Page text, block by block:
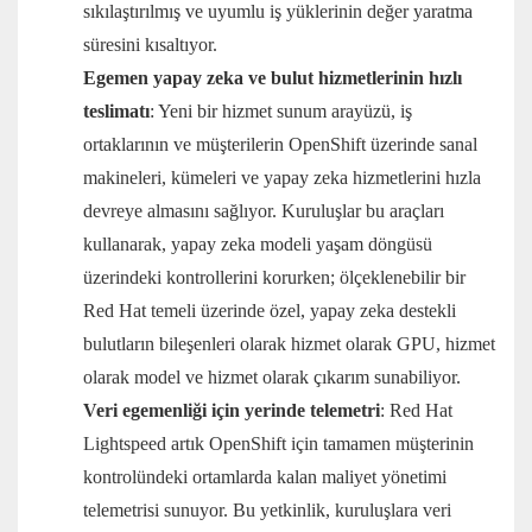
sıkılaştırılmış ve uyumlu iş yüklerinin değer yaratma
süresini kısaltıyor.
Egemen yapay zeka ve bulut hizmetlerinin hızlı
teslimatı: Yeni bir hizmet sunum arayüzü, iş
ortaklarının ve müşterilerin OpenShift üzerinde sanal
makineleri, kümeleri ve yapay zeka hizmetlerini hızla
devreye almasını sağlıyor. Kuruluşlar bu araçları
kullanarak, yapay zeka modeli yaşam döngüsü
üzerindeki kontrollerini korurken; ölçeklenebilir bir
Red Hat temeli üzerinde özel, yapay zeka destekli
bulutların bileşenleri olarak hizmet olarak GPU, hizmet
olarak model ve hizmet olarak çıkarım sunabiliyor.
Veri egemenliği için yerinde telemetri: Red Hat
Lightspeed artık OpenShift için tamamen müşterinin
kontrolündeki ortamlarda kalan maliyet yönetimi
telemetrisi sunuyor. Bu yetkinlik, kuruluşlara veri